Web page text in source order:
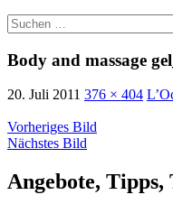
Suchen
nach:
Body and massage
20. Juli 2011 376 × 404
Vorheriges Bild
Nächstes Bild
Angebote, Tipps,